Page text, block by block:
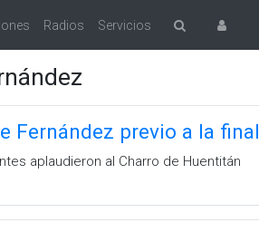
Radios Servicios
Fernández previo a la final
aplaudieron al Charro de Huentitán